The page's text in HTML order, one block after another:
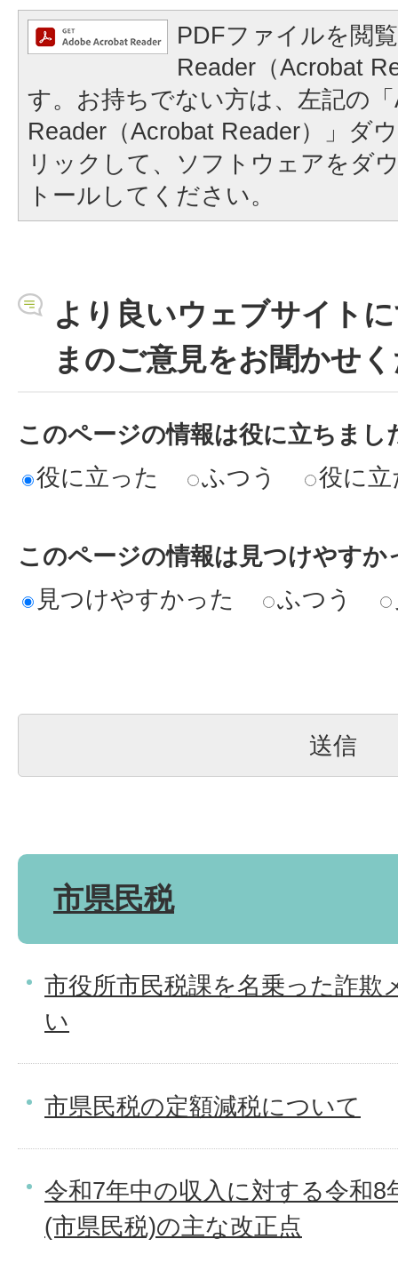
PDFファイルを閲
Reader（Acrobat
す。お持ちでない方は、左記の
Reader（Acrobat Reader）」ダ
リックして、ソフトウェアをダ
トールしてください。
より良いウェブサイト
まのご意見をお聞かせ
このページの情報は役に立ちまし
役に立った
ふつう 役に
このページの情報は見つけやすか
見つけやすかった
ふつう
市県民税
市役所市民税課を名乗った詐欺
い
市県民税の定額減税について
令和7年中の収入に対する令和8
(市県民税)の主な改正点